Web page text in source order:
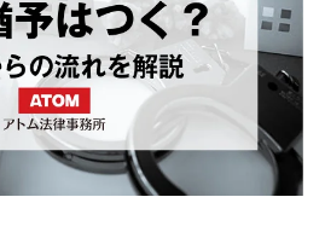
相談
士に依頼
解決したい